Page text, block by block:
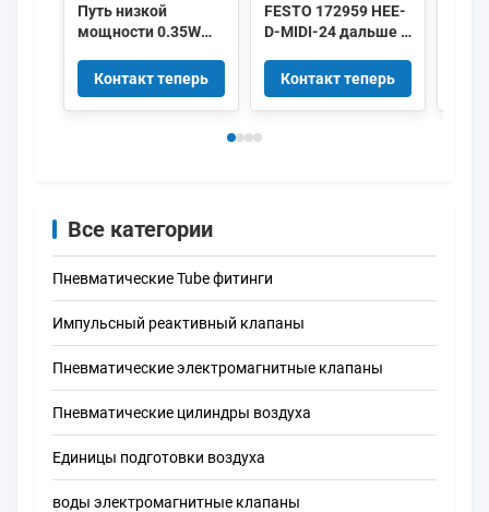
Путь низкой
мощности 0.35W
соленоида SMC
DC24V SY3120-
5LZD-M5
Контакт теперь
FESTO 172959 HEE-
D-MIDI-24 дальше с
HEE-D-MINI-24
Контакт теперь
Все категории
Пневматические Tube фитинги
Импульсный реактивный клапаны
Пневматические электромагнитные клапаны
Пневматические цилиндры воздуха
Единицы подготовки воздуха
воды электромагнитные клапаны